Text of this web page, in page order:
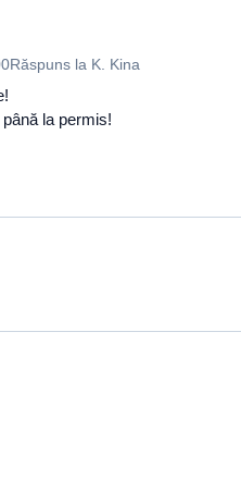
Răspuns la K. Kina
la permis!